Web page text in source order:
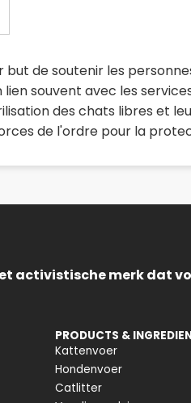
de soutenir les
souvent avec les
des chats libres et
de l'ordre pour la
activistische merk dat
PRODUCTS &
Kattenvoer
Hondenvoer
Catlitter